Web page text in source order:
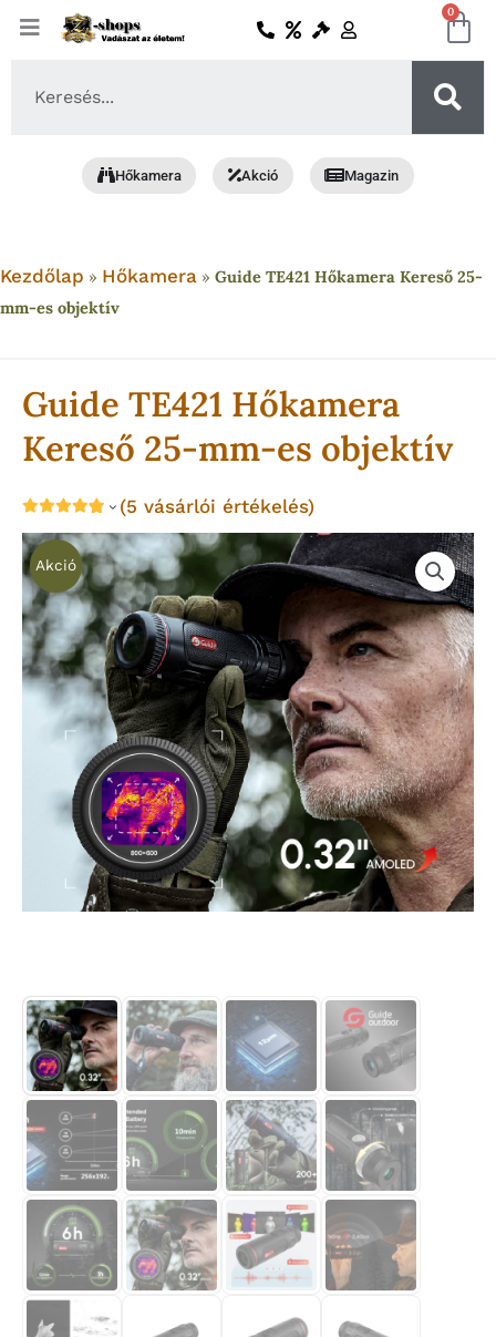
Skip
0
Hőkamera Akció Magazin
Kezdőlap » Hőkamera » Guide TE421 Hőkamera Kereső 25-
mm-es objektív
Guide TE421 Hőkamera
Kereső 25-mm-es objektív
(5 vásárlói értékelés)
Akció